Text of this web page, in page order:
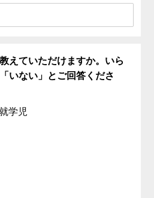
えていただけますか。いら
いない」とご回答くださ
学児